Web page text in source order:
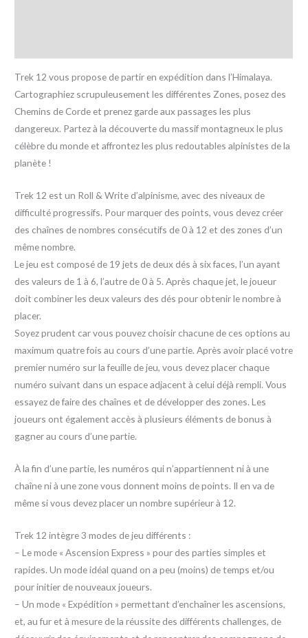
Trek 12 vous propose de partir en expédition dans l’Himalaya.
Cartographiez scrupuleusement les différentes Zones, posez des
Chemins de Corde et prenez garde aux passages les plus
dangereux. Partez à la découverte du massif montagneux le plus
célèbre du monde et affrontez les plus redoutables alpinistes de la
planète !
Trek 12 est un Roll & Write d’alpinisme, avec des niveaux de
difficulté progressifs. Pour marquer des points, vous devez créer
des chaînes de nombres consécutifs de 0 à 12 et des zones d’un
même nombre.
Le jeu est composé de 19 jets de deux dés à six faces, l’un ayant
des valeurs de 1 à 6, l’autre de 0 à 5. Après chaque jet, le joueur
doit combiner les deux valeurs des dés pour obtenir le nombre à
placer.
Soyez prudent car vous pouvez choisir chacune de ces options au
maximum quatre fois au cours d’une partie. Après avoir placé votre
premier numéro sur la feuille de jeu, vous devez placer chaque
numéro suivant dans un espace adjacent à celui déjà rempli. Vous
essayez de faire des chaînes et de développer des zones. Les
joueurs ont également accès à plusieurs éléments de bonus à
gagner au cours d’une partie.
À la fin d’une partie, les numéros qui n’appartiennent ni à une
chaîne ni à une zone vous donnent moins de points. Il en va de
même si vous devez placer un nombre supérieur à 12.
Trek 12 intègre 3 modes de jeu différents :
– Le mode « Ascension Express » pour des parties simples et
rapides. Un mode idéal quand on a peu (moins) de temps et/ou
pour initier de nouveaux joueurs.
– Un mode « Expédition » permettant d’enchaîner les ascensions,
et, au fur et à mesure de la réussite des différents challenges, de